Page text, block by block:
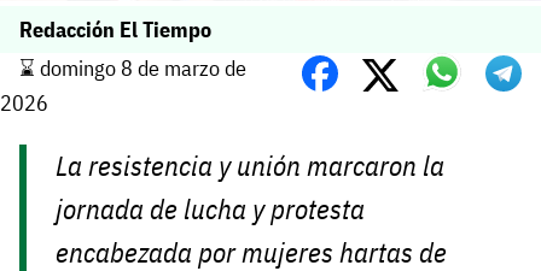
Redacción El Tiempo
⌛️ domingo 8 de marzo de
2026
La resistencia y unión marcaron la
jornada de lucha y protesta
encabezada por mujeres hartas de